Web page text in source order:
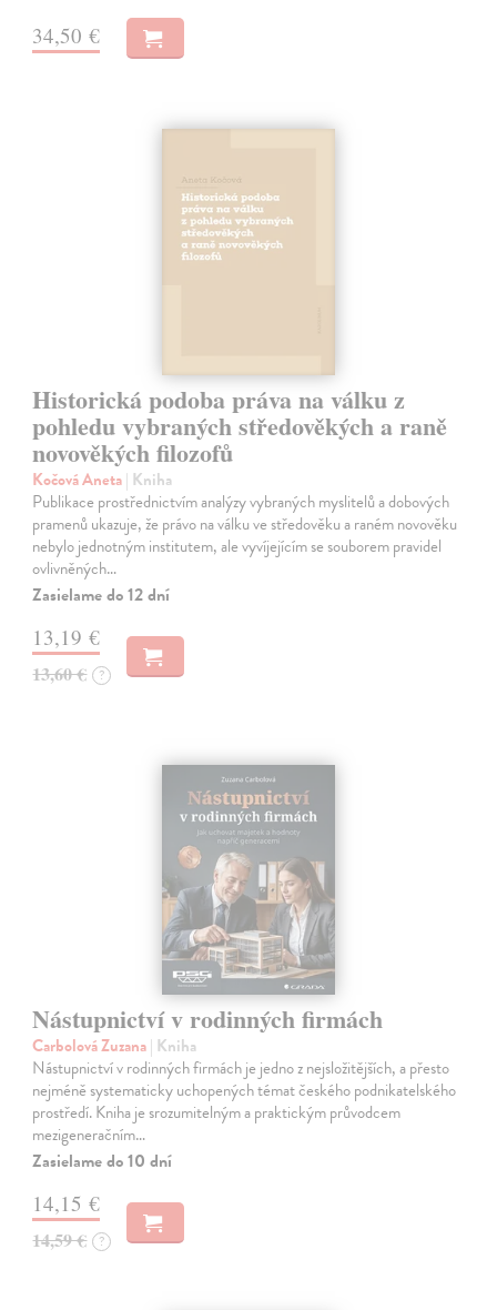
34,50 €
Historická podoba práva na válku z
pohledu vybraných středověkých a raně
novověkých filozofů
Kočová Aneta| Kniha
Publikace prostřednictvím analýzy vybraných myslitelů a dobových
pramenů ukazuje, že právo na válku ve středověku a raném novověku
nebylo jednotným institutem, ale vyvíjejícím se souborem pravidel
ovlivněných…
Zasielame do 12 dní
13,19 €
13,60 € ?
Nástupnictví v rodinných firmách
Carbolová Zuzana| Kniha
Nástupnictví v rodinných firmách je jedno z nejsložitějších, a přesto
nejméně systematicky uchopených témat českého podnikatelského
prostředí. Kniha je srozumitelným a praktickým průvodcem
mezigeneračním…
Zasielame do 10 dní
14,15 €
14,59 € ?